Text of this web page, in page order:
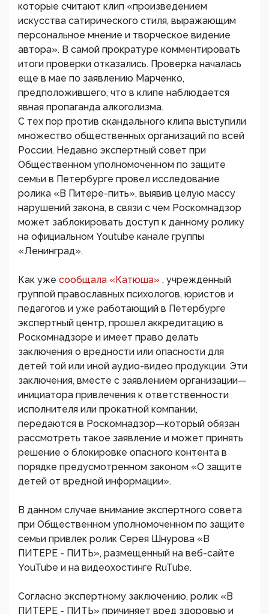
которые считают клип «произведением
искусства сатирического стиля, выражающим
персональное мнение и творческое видение
автора». В самой прократуре комментировать
итоги проверки отказались. Проверка началась
еще в мае по заявлению Марченко,
предположившего, что в клипе наблюдается
явная пропаганда алкоголизма.
С тех пор против скандального клипа выступили
множество общественных организаций по всей
России. Недавно экспертный совет при
Общественном уполномоченном по защите
семьи в Петербурге провел исследование
ролика «В Питере-пить», выявив целую массу
нарушений закона, в связи с чем Роскомнадзор
может заблокировать доступ к данному ролику
на официальном Youtube канале группы
«Ленинград».
Как уже сообщала «Катюша» , учрежденный
группой православных психологов, юристов и
педагогов и уже работающий в Петербурге
экспертный центр, прошел аккредитацию в
Роскомнадзоре и имеет право делать
заключения о вредности или опасности для
детей той или иной аудио-видео продукции. Эти
заключения, вместе с заявлением организации—
инициатора привлечения к ответственности
исполнителя или прокатной компании,
передаются в Роскомнадзор—который обязан
рассмотреть такое заявление и может принять
решение о блокировке опасного контента в
порядке предусмотренном законом «О защите
детей от вредной информации».
В данном случае внимание экспертного совета
при Общественном уполномоченном по защите
семьи привлек ролик Серея Шнурова «В
ПИТЕРЕ - ПИТЬ», размещенный на веб-сайте
YouTube и на видеохостинге RuTube.
Согласно экспертному заключению, ролик «В
ПИТЕРЕ - ПИТЬ» причиняет вред здоровью и